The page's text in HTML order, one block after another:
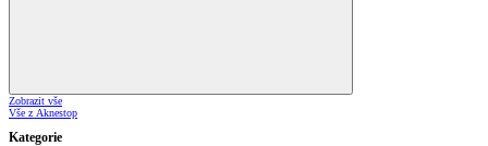
Zobrazit vše
Vše z Aknestop
Kategorie